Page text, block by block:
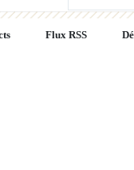
Flux RSS